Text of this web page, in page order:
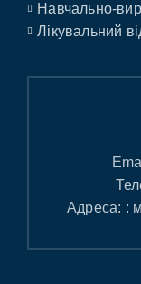
Навчально-
Лікувальний
Адреса: :